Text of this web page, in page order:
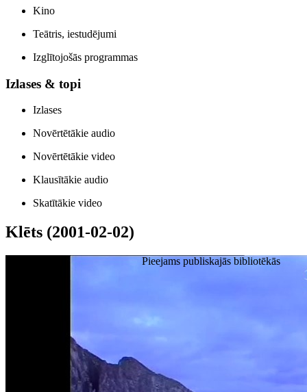
Kino
Teātris, iestudējumi
Izglītojošās programmas
Izlases & topi
Izlases
Novērtētākie audio
Novērtētākie video
Klausītākie audio
Skatītākie video
Klēts (2001-02-02)
Pieejams publiskajās bibliotēkās